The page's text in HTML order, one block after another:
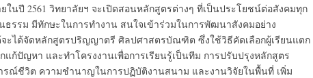
ปี 2561 วิทยาลัยฯ จะเปิดสอนหลักสูตรต่างๆ ที่เป็นประโยชน์ต่อสังคมทุก
รม มีทักษะในการทำงาน สนใจเข้าร่วมในการพัฒนาสังคมอย่าง
ะได้จัดหลักสูตรปริญญาตรี ศิลปศาสตรบัณฑิต ซึ่งใช้วิธีคัดเลือกผู้เรียนแตก
ก้ปัญหา และทำโครงงานเพื่อการเรียนรู้เป็นทีม การปรับปรุงหลักสูตร
ชีวิต ความชำนาญในการปฏิบัติงานสนาม และงานวิจัยในพื้นที่ เพิ่ม